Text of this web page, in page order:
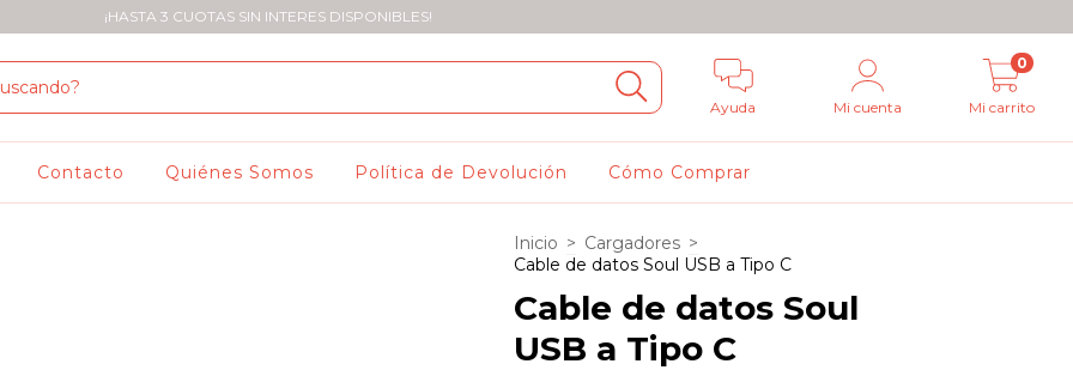
¡HASTA 3 CUOTAS SIN INTERES DISPONIBLES!
Ayuda Mi cuenta Mi carrito
0
Contacto Quiénes Somos Política de Devolución Cómo Comprar
Inicio > Cargadores >
Cable de datos Soul USB a Tipo C
Cable de datos Soul
USB a Tipo C